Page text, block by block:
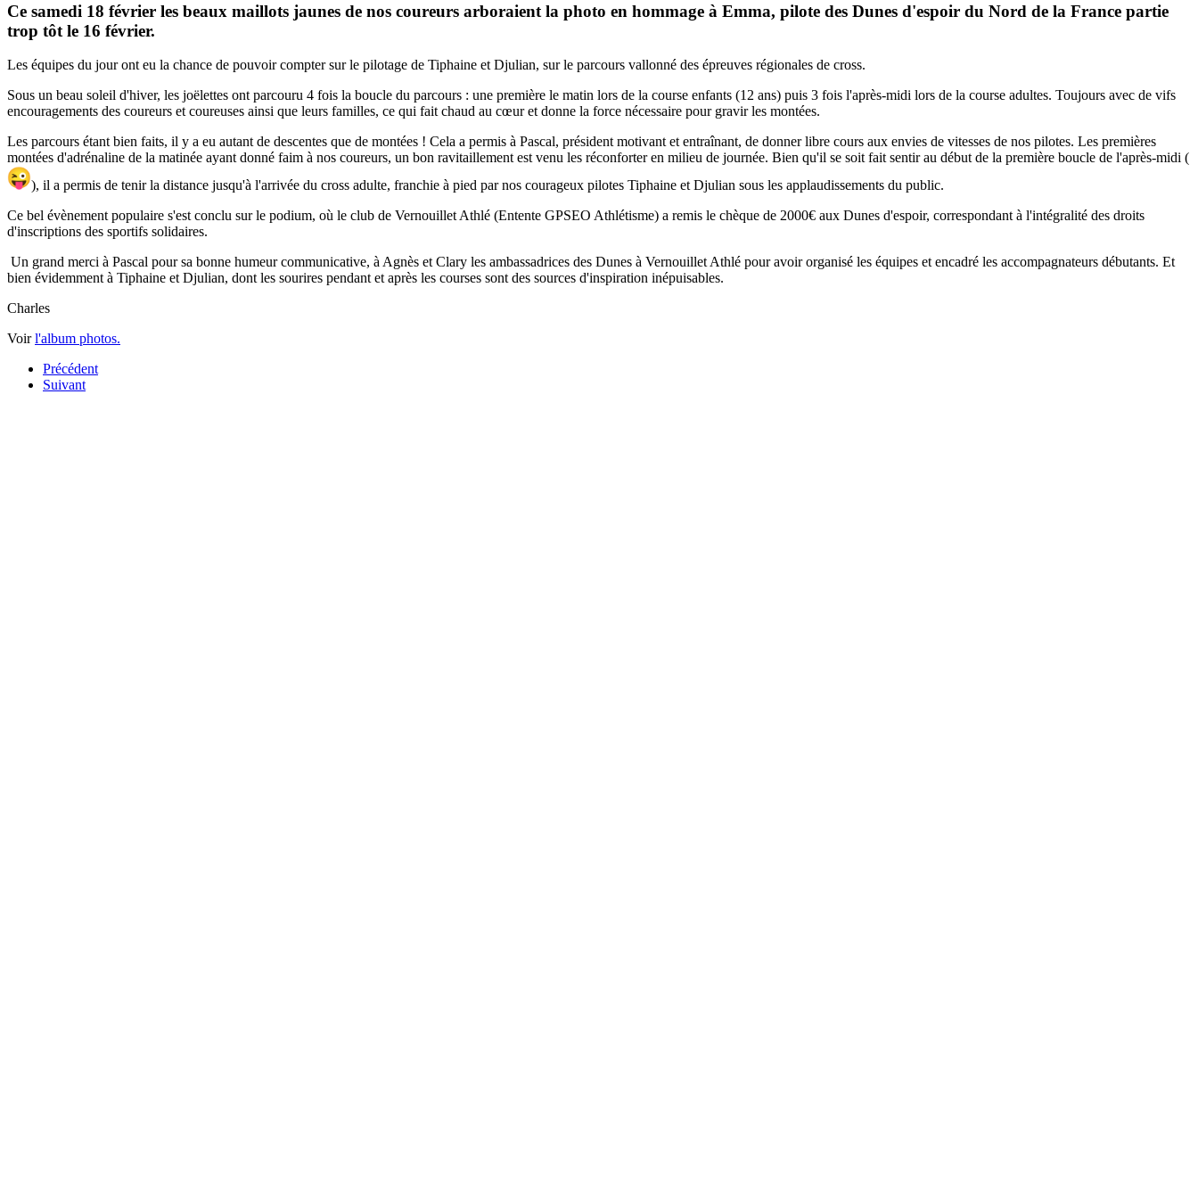
Ce samedi 18 février les beaux maillots jaunes de nos coureurs arboraient la photo en hommage à Emma, pilote des Dunes d'espoir du Nord de la France partie
trop tôt le 16 février.
Les équipes du jour ont eu la chance de pouvoir compter sur le pilotage de Tiphaine et Djulian, sur le parcours vallonné des épreuves régionales de cross.
Sous un beau soleil d'hiver, les joëlettes ont parcouru 4 fois la boucle du parcours : une première le matin lors de la course enfants (12 ans) puis 3 fois l'après-midi lors de la course adultes. Toujours avec de vifs
encouragements des coureurs et coureuses ainsi que leurs familles, ce qui fait chaud au cœur et donne la force nécessaire pour gravir les montées.
Les parcours étant bien faits, il y a eu autant de descentes que de montées ! Cela a permis à Pascal, président motivant et entraînant, de donner libre cours aux envies de vitesses de nos pilotes. Les premières
montées d'adrénaline de la matinée ayant donné faim à nos coureurs, un bon ravitaillement est venu les réconforter en milieu de journée. Bien qu'il se soit fait sentir au début de la première boucle de l'après-midi (
), il a permis de tenir la distance jusqu'à l'arrivée du cross adulte, franchie à pied par nos courageux pilotes Tiphaine et Djulian sous les applaudissements du public.
Ce bel évènement populaire s'est conclu sur le podium, où le club de Vernouillet Athlé (Entente GPSEO Athlétisme) a remis le chèque de 2000€ aux Dunes d'espoir, correspondant à l'intégralité des droits
d'inscriptions des sportifs solidaires.
Un grand merci à Pascal pour sa bonne humeur communicative, à Agnès et Clary les ambassadrices des Dunes à Vernouillet Athlé pour avoir organisé les équipes et encadré les accompagnateurs débutants. Et
bien évidemment à Tiphaine et Djulian, dont les sourires pendant et après les courses sont des sources d'inspiration inépuisables.
Charles
Voirl'album photos.
Précédent
Suivant